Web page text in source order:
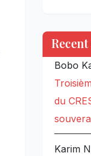
Bobo
du
Karim